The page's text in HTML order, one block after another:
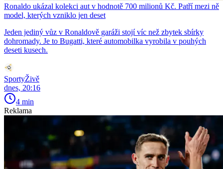
Ronaldo ukázal kolekci aut v hodnotě 700 milionů Kč. Patří mezi ně
model, kterých vzniklo jen deset
Jeden jediný vůz v Ronaldově garáži stojí víc než zbytek sbírky
dohromady. Je to Bugatti, které automobilka vyrobila v pouhých
deseti kusech.
SportyŽivě
dnes, 20:16
4 min
Reklama